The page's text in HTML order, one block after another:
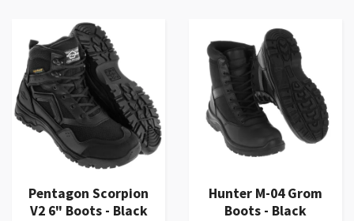
Pentagon Scorpion
V2 6" Boots - Black
Hunter M-04 Grom
Boots - Black